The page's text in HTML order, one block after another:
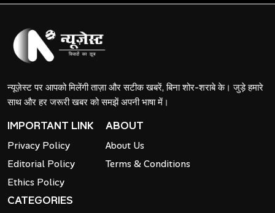
न्यूज़ेस्ट पर आपको मिलेंगी ताज़ा और सटीक खबरें, बिना शोर-शराबे के। जुड़े हमारे
साथ और हर जरूरी खबर को समझें अपनी भाषा में।
IMPORTANT LINK
Privacy Policy
Editorial Policy
Ethics Policy
ABOUT
About Us
Terms & Conditions
CATEGORIES